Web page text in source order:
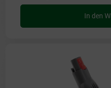
In den